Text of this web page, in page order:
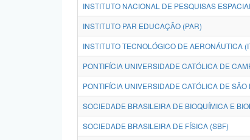
INSTITUTO NACIONAL DE PESQUISAS
INSTITUTO PAR EDUCAÇÃO (PAR)
INSTITUTO TECNOLÓGICO DE AERONÁUTICA
PONTIFÍCIA UNIVERSIDADE CATÓLICA DE
PONTIFÍCIA UNIVERSIDADE CATÓLICA DE SÃO
SOCIEDADE BRASILEIRA DE FÍSICA (SBF)